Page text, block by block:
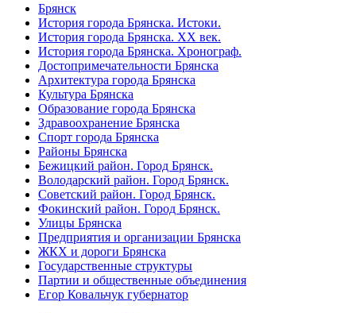
Брянск
История города Брянска. Истоки.
История города Брянска. XX век.
История города Брянска. Хронограф.
Достопримечательности Брянска
Архитектура города Брянска
Культура Брянска
Образование города Брянска
Здравоохранение Брянска
Спорт города Брянска
Районы Брянска
Бежицкий район. Город Брянск.
Володарский район. Город Брянск.
Советский район. Город Брянск.
Фокинский район. Город Брянск.
Улицы Брянска
Предприятия и организации Брянска
ЖКХ и дороги Брянска
Государственные структуры
Партии и общественные объединения
Егор Ковальчук губернатор